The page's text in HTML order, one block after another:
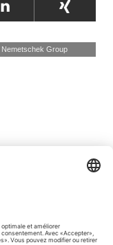
Nemetschek Group